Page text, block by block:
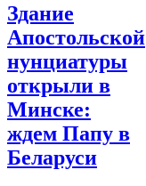
Здание
Апостольской
нунциатуры
открыли в
Минске:
ждем Папу в
Беларуси